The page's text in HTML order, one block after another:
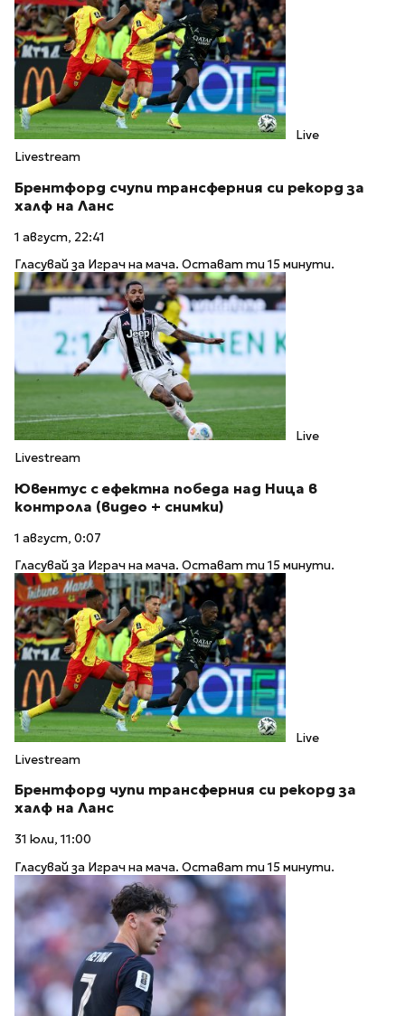
Live
Livestream
Брентфорд счупи трансферния си рекорд за
халф на Ланс
1 август, 22:41
Гласувай за Играч на мача. Остават ти 15 минути.
Live
Livestream
Ювентус с ефектна победа над Ница в
контрола (видео + снимки)
1 август, 0:07
Гласувай за Играч на мача. Остават ти 15 минути.
Live
Livestream
Брентфорд чупи трансферния си рекорд за
халф на Ланс
31 юли, 11:00
Гласувай за Играч на мача. Остават ти 15 минути.